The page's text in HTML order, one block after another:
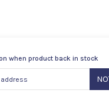
when product back in stock